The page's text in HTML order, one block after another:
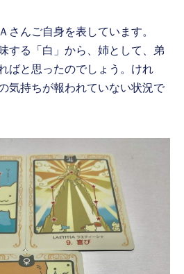
さんご自身を表しています。
する「白」から、姉として、弟
ばと思ったのでしょう。けれ
気持ちが報われていない状況で